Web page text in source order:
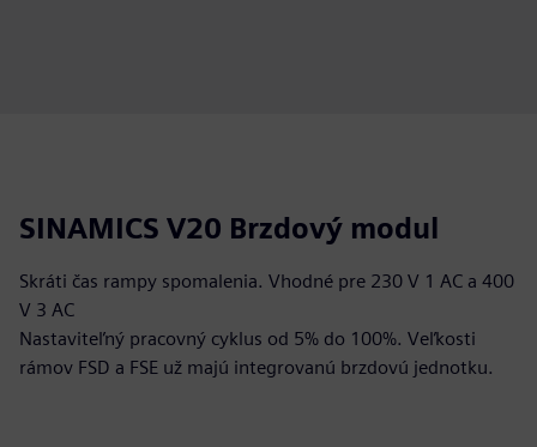
SINAMICS V20 Brzdový modul
Skráti čas rampy spomalenia. Vhodné pre 230 V 1 AC a 400
V 3 AC
Nastaviteľný pracovný cyklus od 5% do 100%. Veľkosti
rámov FSD a FSE už majú integrovanú brzdovú jednotku.